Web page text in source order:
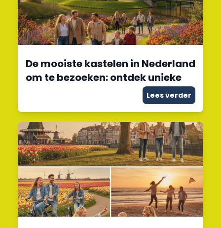
De mooiste kastelen in Nederland
om te bezoeken: ontdek unieke
Lees verder